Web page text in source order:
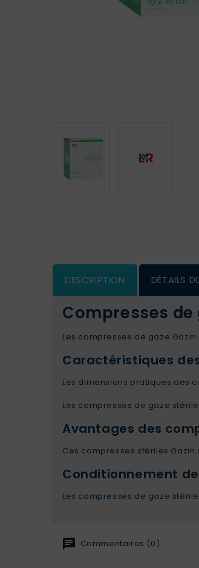
DESCRIPTION DÉTAILS
Compresses de
Les compresses de gaze
Caractéristiques
Les dimensions pratiques des
Les compresses de gaze
Avantages des
Ces compresses stériles
Conditionnement
Les compresses de gaze
Commentaires (0)